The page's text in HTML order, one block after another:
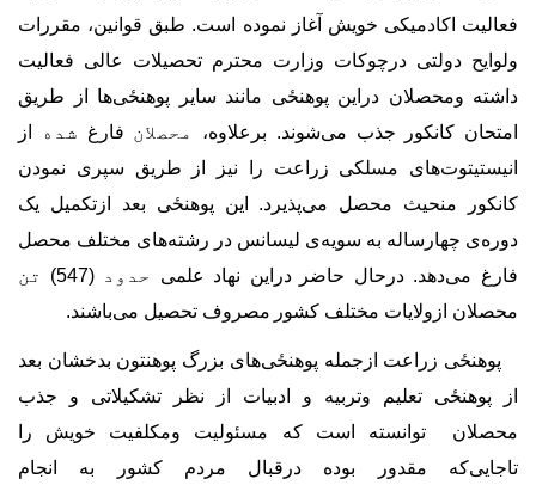
فعالیت اکادمیکی خویش آغاز نموده است. طبق قوانین، مقررات
ولوایح دولتی درچوکات وزارت محترم تحصیلات عالی فعالیت
داشته ومحصلان دراین پوهنځی مانند سایر پوهنځیها از طریق
امتحان کانکور جذب میشوند. برعلاوه، محصلان فارغ شده
از
انیستیتوتهای مسلکی زراعت را نیز از طریق سپری نمودن
کانکور منحیث محصل میپذیرد. این پوهنځی بعد ازتکمیل یک
دورهی چهارساله به سویهی لیسانس در رشتههای مختلف محصل
فارغ میدهد. درحال حاضر دراین نهاد علمی حدود (547
)
تن
محصلان ازولایات مختلف کشور مصروف تحصیل میباشند.
پوهنځی زراعت ازجمله پوهنځیهای بزرگ پوهنتون بدخشان بعد
از پوهنځی تعلیم وتربیه و ادبیات از نظر تشکیلاتی و جذب
محصلان توانسته است که مسئولیت ومکلفیت خویش را
تاجاییکه مقدور بوده درقبال مردم کشور به انجام